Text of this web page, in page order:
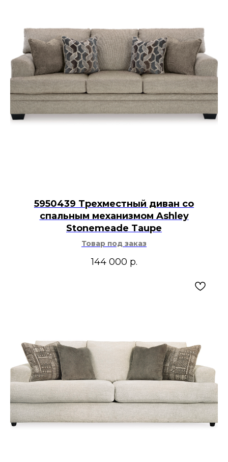
5950439 Трехместный диван со
спальным механизмом Ashley
Stonemeade Taupe
Товар под заказ
144 000 р.